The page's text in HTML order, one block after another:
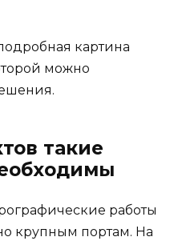
картина
можно
такие
работы
крупным портам. На